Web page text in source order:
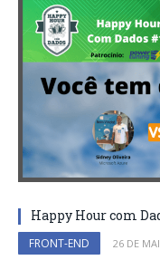
Happy Hour com
FRONT-END 26 DE